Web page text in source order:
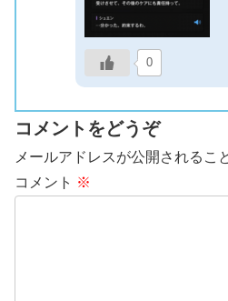
0
コメントをどうぞ
メールアドレスが公開されるこ
コメント ※